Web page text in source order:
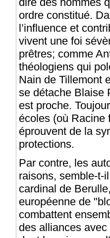
ordre constitué.
l’influence et
vivent une foi
prêtres; comme
théologiens qui
Nain de Tillemont
se détache Blaise
est proche.
écoles (où Racine
éprouvent de la
protections.
Par contre, les
raisons, semble-t-
cardinal de
européenne de
combattent
des alliances